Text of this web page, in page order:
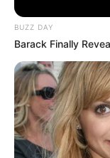
BUZZ DAY
Barack Finally